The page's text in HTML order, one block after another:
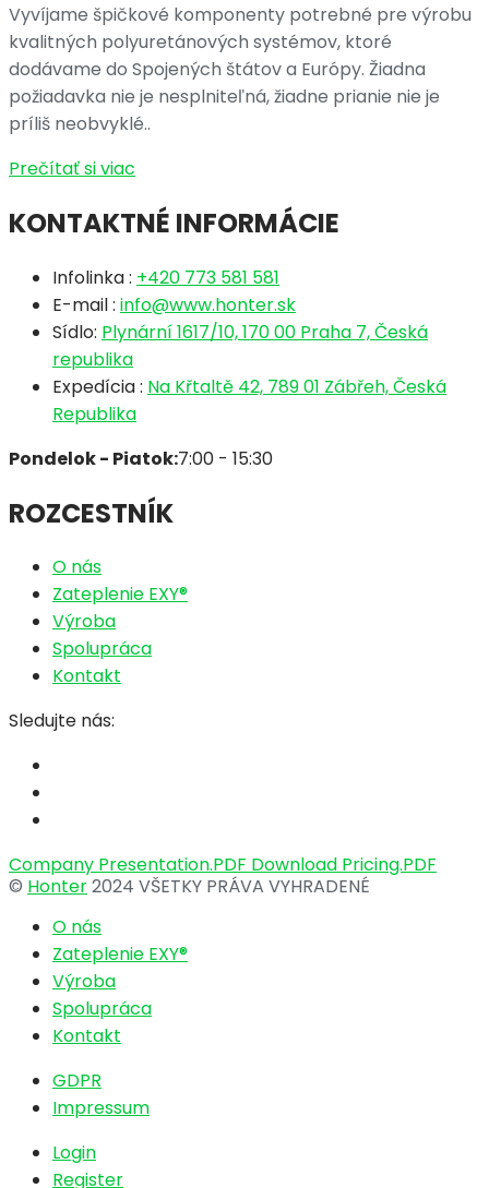
Vyvíjame špičkové komponenty potrebné pre výrobu
kvalitných polyuretánových systémov, ktoré
dodávame do Spojených štátov a Európy. Žiadna
požiadavka nie je nesplniteľná, žiadne prianie nie je
príliš neobvyklé..
Prečítať si viac
KONTAKTNÉ INFORMÁCIE
Infolinka : +420 773 581 581
E-mail : info@www.honter.sk
Sídlo: Plynární 1617/10, 170 00 Praha 7, Česká
republika
Expedícia : Na Křtaltě 42, 789 01 Zábřeh, Česká
Republika
Pondelok - Piatok:7:00 - 15:30
ROZCESTNÍK
O nás
Zateplenie EXY®
Výroba
Spolupráca
Kontakt
Sledujte nás:
Company Presentation.PDF Download Pricing.PDF
© Honter2024 VŠETKY PRÁVA VYHRADENÉ
O nás
Zateplenie EXY®
Výroba
Spolupráca
Kontakt
GDPR
Impressum
Login
Register